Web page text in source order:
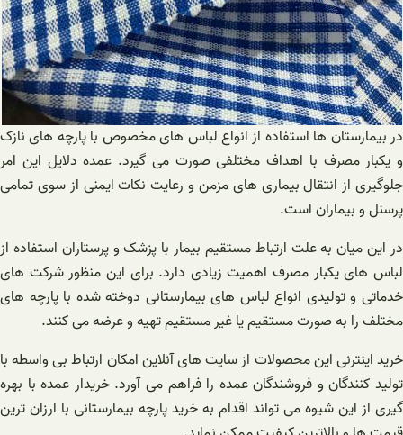
در بیمارستان ها استفاده از انواع لباس های مخصوص با پارچه های نازک
و یکبار مصرف با اهداف مختلفی صورت می گیرد. عمده دلایل این امر
جلوگیری از انتقال بیماری های مزمن و رعایت نکات ایمنی از سوی تمامی
پرسنل و بیماران است.
در این میان به علت ارتباط مستقیم بیمار با پزشک و پرستاران استفاده از
لباس های یکبار مصرف اهمیت زیادی دارد. برای این منظور شرکت های
خدماتی و تولیدی انواع لباس های بیمارستانی دوخته شده با پارچه های
مختلف را به صورت مستقیم یا غیر مستقیم تهیه و عرضه می کنند.
خرید اینترنی این محصولات از سایت های آنلاین امکان ارتباط بی واسطه با
تولید کنندگان و فروشندگان عمده را فراهم می آورد. خریدار عمده با بهره
گیری از این شیوه می تواند اقدام به خرید پارچه بیمارستانی با ارزان ترین